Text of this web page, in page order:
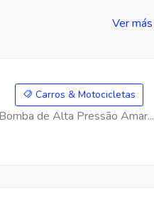
Ver más
Carros & Motocicletas
de Alta Pressão Amar...